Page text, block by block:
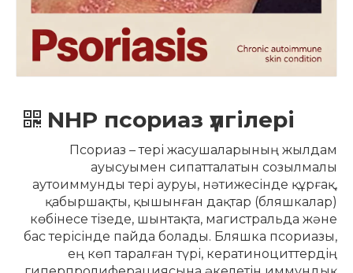
NHP псориаз үлгілері
Псориаз – тері жасушаларының жылдам
ауысуымен сипатталатын созылмалы
аутоиммунды тері ауруы, нәтижесінде құрғақ,
қабыршақты, қышынған дақтар (бляшкалар)
көбінесе тізеде, шынтақта, магистральда және
бас терісінде пайда болады. Бляшка псориазы,
ең көп таралған түрі, кератиноциттердің